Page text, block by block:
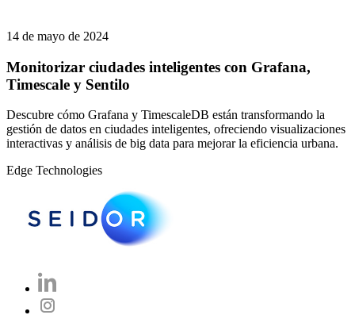
14 de mayo de 2024
Monitorizar ciudades inteligentes con Grafana,
Timescale y Sentilo
Descubre cómo Grafana y TimescaleDB están transformando la
gestión de datos en ciudades inteligentes, ofreciendo visualizaciones
interactivas y análisis de big data para mejorar la eficiencia urbana.
Edge Technologies